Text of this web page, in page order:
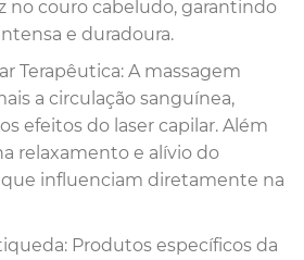
no couro cabeludo, garantindo
e duradoura.
Terapêutica: A massagem
a circulação sanguínea,
efeitos do laser capilar. Além
relaxamento e alívio do
que influenciam diretamente na
Produtos específicos da